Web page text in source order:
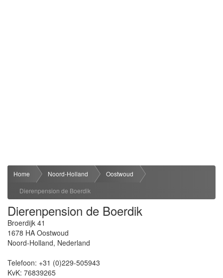
Home Noord-Holland
Oostwoud
Dierenpension de Boerdik
Dierenpension de Boerdik
Broerdijk 41
1678 HA Oostwoud
Noord-Holland, Nederland
Telefoon: +31 (0)229-505943
KvK: 76839265